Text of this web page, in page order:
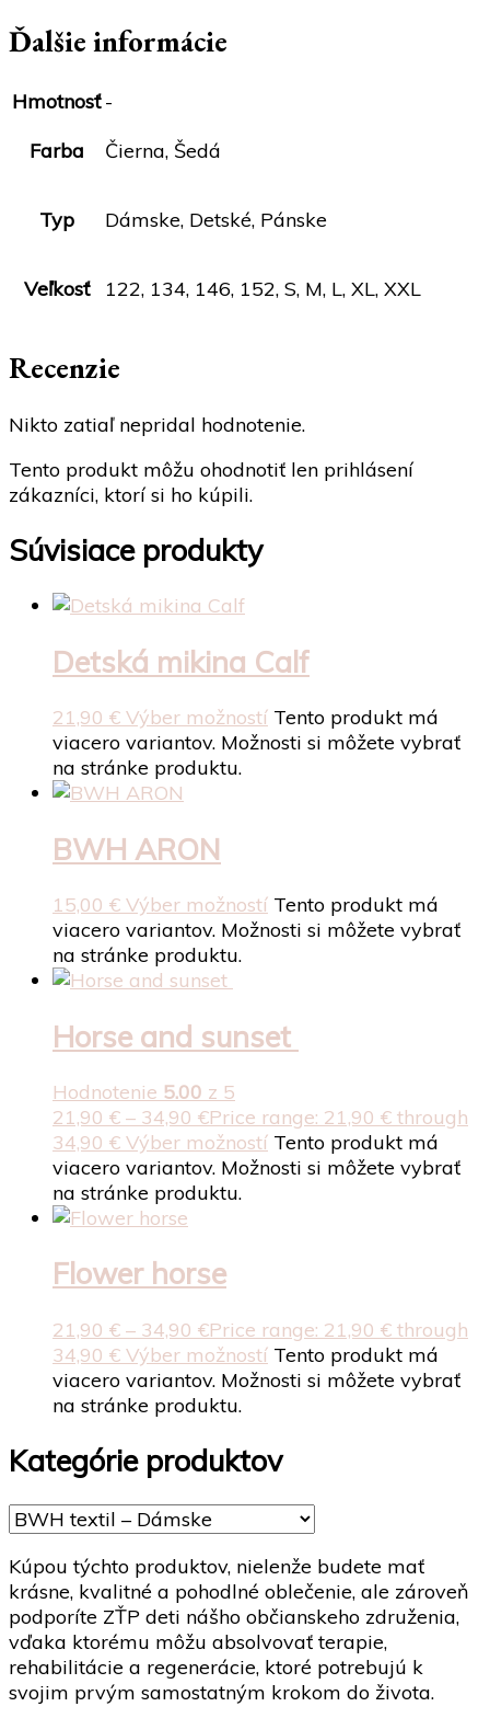
Ďalšie informácie
Hmotnosť -
Farba
Čierna, Šedá
Typ Dámske, Detské, Pánske
Veľkosť 122, 134, 146, 152, S, M, L, XL, XXL
Recenzie
Nikto zatiaľ nepridal hodnotenie.
Tento produkt môžu ohodnotiť len prihlásení
zákazníci, ktorí si ho kúpili.
Súvisiace produkty
Detská mikina Calf
21,90 € Výber možností Tento produkt má
viacero variantov. Možnosti si môžete vybrať
na stránke produktu.
BWH ARON
15,00 € Výber možností Tento produkt má
viacero variantov. Možnosti si môžete vybrať
na stránke produktu.
Horse and sunset
Hodnotenie 5.00 z 5
21,90 € – 34,90 €Price range: 21,90 € through
34,90 € Výber možností Tento produkt má
viacero variantov. Možnosti si môžete vybrať
na stránke produktu.
Flower horse
21,90 € – 34,90 €Price range: 21,90 € through
34,90 € Výber možností Tento produkt má
viacero variantov. Možnosti si môžete vybrať
na stránke produktu.
Kategórie produktov
Kúpou týchto produktov, nielenže budete mať
krásne, kvalitné a pohodlné oblečenie, ale zároveň
podporíte ZŤP deti nášho občianskeho združenia,
vďaka ktorému môžu absolvovať terapie,
rehabilitácie a regenerácie, ktoré potrebujú k
svojim prvým samostatným krokom do života.